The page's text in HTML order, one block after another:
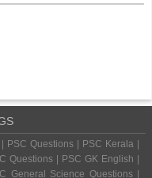
PSC Questions | PSC Kerala |
Questions | PSC GK English |
General Science Questions |